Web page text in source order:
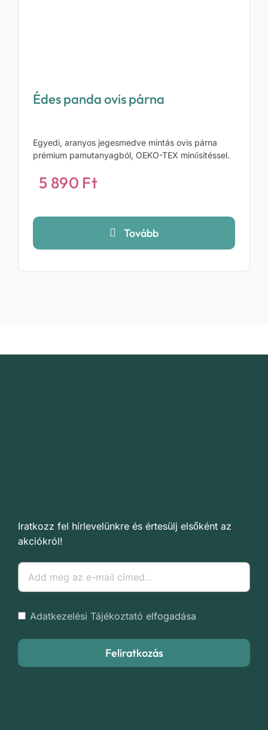
Édes panda ovis párna
Egyedi, aranyos jegesmedve mintás ovis párna
prémium pamutanyagból, OEKO-TEX minősítéssel.
5 890 Ft
Tovább
Iratkozz fel hírlevelünkre és értesülj elsőként az
akciókról!
Adatkezelési Tájékoztató elfogadása
Feliratkozás